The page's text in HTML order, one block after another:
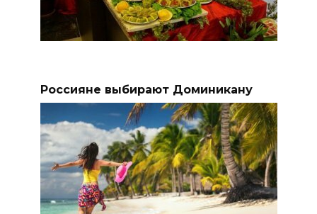
Россияне выбирают Доминикану